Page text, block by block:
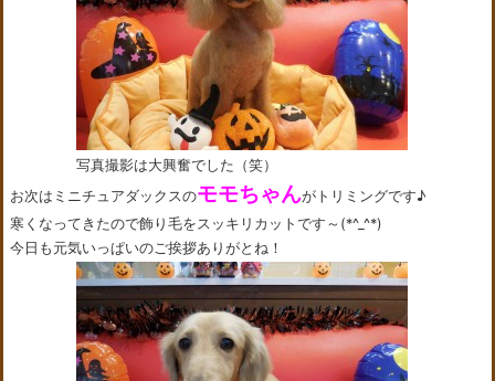
写真撮影は大興奮でした（笑）
お次はミニチュアダックスのモモちゃんがトリミングです♪
寒くなってきたので飾り毛をスッキリカットです～(*^_^*)
今日も元気いっぱいのご挨拶ありがとね！